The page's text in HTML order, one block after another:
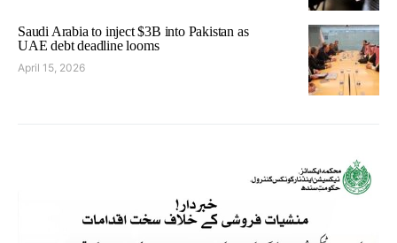
Saudi Arabia to inject $3B into Pakistan as
UAE debt deadline looms
April 15, 2026